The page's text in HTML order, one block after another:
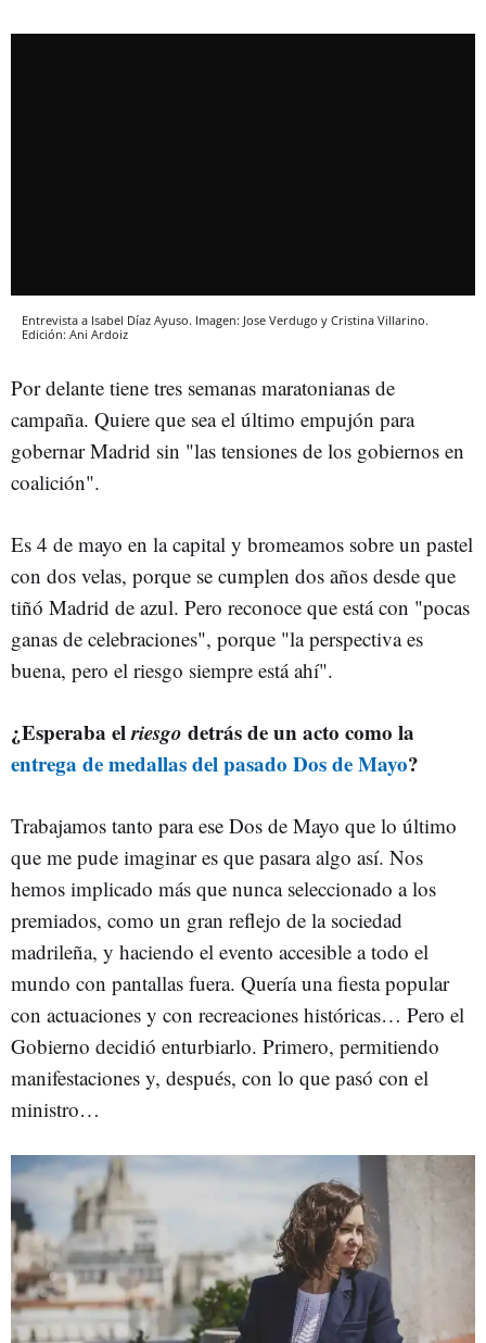
Entrevista a Isabel Díaz Ayuso. Imagen: Jose Verdugo y Cristina Villarino.
Edición: Ani Ardoiz
Por delante tiene tres semanas maratonianas de
campaña. Quiere que sea el último empujón para
gobernar Madrid sin "las tensiones de los gobiernos en
coalición".
Es 4 de mayo en la capital y bromeamos sobre un pastel
con dos velas, porque se cumplen dos años desde que
tiñó Madrid de azul. Pero reconoce que está con "pocas
ganas de celebraciones", porque "la perspectiva es
buena, pero el riesgo siempre está ahí".
¿Esperaba elriesgo detrás de un acto como la
entrega de medallas del pasado Dos de Mayo?
Trabajamos tanto para ese Dos de Mayo que lo último
que me pude imaginar es que pasara algo así. Nos
hemos implicado más que nunca seleccionado a los
premiados, como un gran reflejo de la sociedad
madrileña, y haciendo el evento accesible a todo el
mundo con pantallas fuera. Quería una fiesta popular
con actuaciones y con recreaciones históricas… Pero el
Gobierno decidió enturbiarlo. Primero, permitiendo
manifestaciones y, después, con lo que pasó con el
ministro…